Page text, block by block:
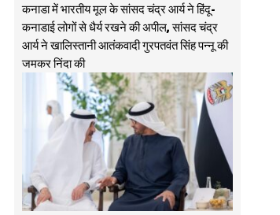
कनाडा में भारतीय मूल के सांसद चंद्र आर्य ने हिंदू-
कनाडाई लोगों से धैर्य रखने की अपील, सांसद चंद्र
आर्य ने खालिस्तानी आतंकवादी गुरपतवंत सिंह पन्नू की
जमकर निंदा की